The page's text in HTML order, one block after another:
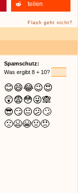
teilen
Flash geht nicht?
Spamschutz:
Was ergibt 8 + 10?
😊😄😂😉😍
😲😨😳😜🙈
😎😏😐😕🙄
🙁😫😭🤢😠